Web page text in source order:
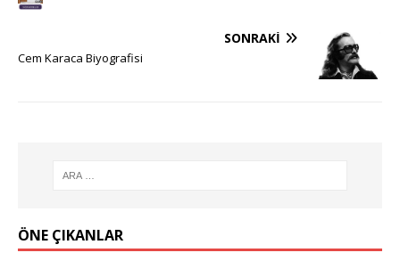
SONRAKI
Cem Karaca Biyografisi
ÖNE ÇIKANLAR